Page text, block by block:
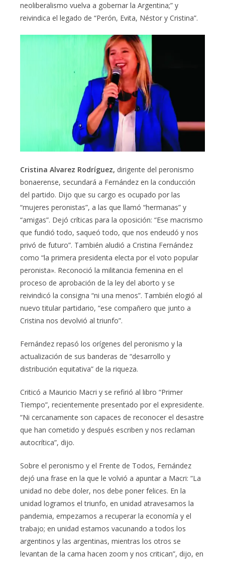
neoliberalismo vuelva a gobernar la Argentina;” y
reivindica el legado de “Perón, Evita, Néstor y Cristina”.
Cristina Alvarez Rodríguez, dirigente del peronismo
bonaerense, secundará a Fernández en la conducción
del partido. Dijo que su cargo es ocupado por las
“mujeres peronistas”, a las que llamó “hermanas” y
“amigas”. Dejó críticas para la oposición: “Ese macrismo
que fundió todo, saqueó todo, que nos endeudó y nos
privó de futuro”. También aludió a Cristina Fernández
como “la primera presidenta electa por el voto popular
peronista». Reconoció la militancia femenina en el
proceso de aprobación de la ley del aborto y se
reivindicó la consigna “ni una menos”. También elogió al
nuevo titular partidario, “ese compañero que junto a
Cristina nos devolvió al triunfo”.
Fernández repasó los orígenes del peronismo y la
actualización de sus banderas de “desarrollo y
distribución equitativa” de la riqueza.
Criticó a Mauricio Macri y se refirió al libro “Primer
Tiempo”, recientemente presentado por el expresidente.
“Ni cercanamente son capaces de reconocer el desastre
que han cometido y después escriben y nos reclaman
autocrítica”, dijo.
Sobre el peronismo y el Frente de Todos, Fernández
dejó una frase en la que le volvió a apuntar a Macri: “La
unidad no debe doler, nos debe poner felices. En la
unidad logramos el triunfo, en unidad atravesamos la
pandemia, empezamos a recuperar la economía y el
trabajo; en unidad estamos vacunando a todos los
argentinos y las argentinas, mientras los otros se
levantan de la cama hacen zoom y nos critican”, dijo, en